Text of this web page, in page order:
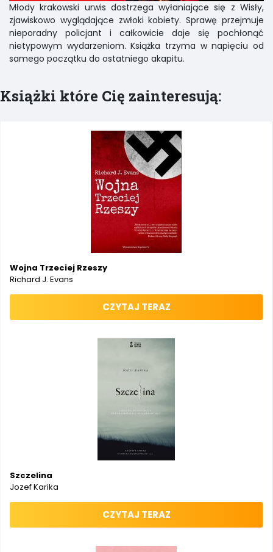
Młody krakowski urwis dostrzega wyłaniające się z Wisły,
zjawiskowo wyglądające zwłoki kobiety. Sprawę przejmuje
nieporadny policjant i całkowicie daje się pochłonąć
nietypowym wydarzeniom. Książka trzyma w napięciu od
samego początku do ostatniego akapitu.
Książki które Cię zainteresują:
Wojna Trzeciej Rzeszy
Richard J. Evans
CZYTAJ TERAZ
Szczelina
Jozef Karika
CZYTAJ TERAZ